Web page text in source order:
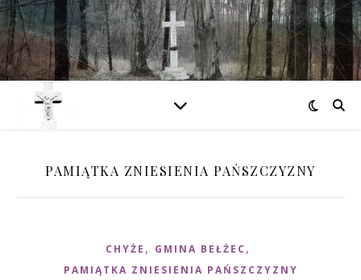
PAMIĄTKA ZNIESIENIA PAŃSZCZYZNY
CHYŻE , GMINA BEŁŻEC ,
PAMIĄTKA ZNIESIENIA PAŃSZCZYZNY